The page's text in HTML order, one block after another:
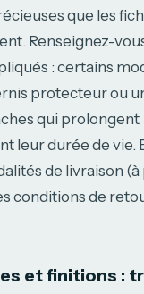
que les
Renseignez-
: certains
protecteur ou
qui prolongent
leur durée de vie.
de livraison (à
conditions de
et finitions :